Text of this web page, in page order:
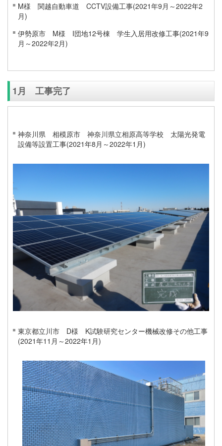
M様 関越自動車道 CCTV設備工事(2021年9月～2022年2
月)
伊勢原市 M様 I団地12号棟 学生入居用改修工事(2021年9
月～2022年2月)
1月 工事完了
神奈川県 相模原市 神奈川県立相原高等学校 太陽光発電
設備等設置工事(2021年8月～2022年1月)
東京都立川市 D様 K試験研究センター機械改修その他工事
(2021年11月～2022年1月)